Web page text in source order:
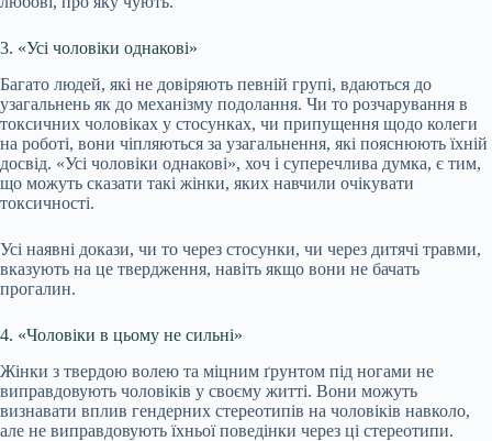
3. «Усі чоловіки однакові»
Багато людей, які не довіряють певній групі, вдаються до
узагальнень як до механізму подолання. Чи то розчарування в
токсичних чоловіках у стосунках, чи припущення щодо колеги
на роботі, вони чіпляються за узагальнення, які пояснюють їхній
досвід. «Усі чоловіки однакові», хоч і суперечлива думка, є тим,
що можуть сказати такі жінки, яких навчили очікувати
токсичності.
Усі наявні докази, чи то через стосунки, чи через дитячі травми,
вказують на це твердження, навіть якщо вони не бачать
прогалин.
4. «Чоловіки в цьому не сильні»
Жінки з твердою волею та міцним ґрунтом під ногами не
виправдовують чоловіків у своєму житті. Вони можуть
визнавати вплив гендерних стереотипів на чоловіків навколо,
але не виправдовують їхньої поведінки через ці стереотипи.